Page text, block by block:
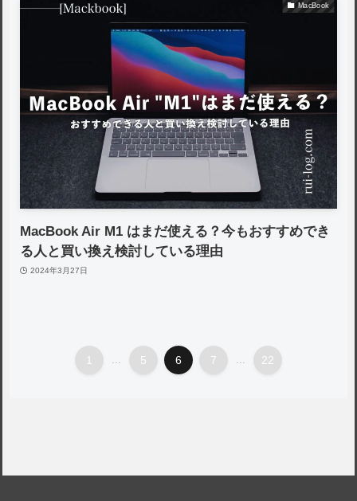
MacBook
MacBook Air M1 はまだ使える？今もおすすめでき
る人と買い換え検討している理由
2024年3月27日
1 5 6 7 22